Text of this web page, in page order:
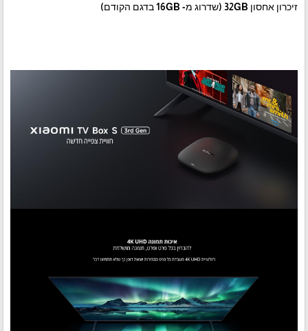
זיכרון אחסון 32GB (שדרוג מ- 16GB בדגם הקודם)